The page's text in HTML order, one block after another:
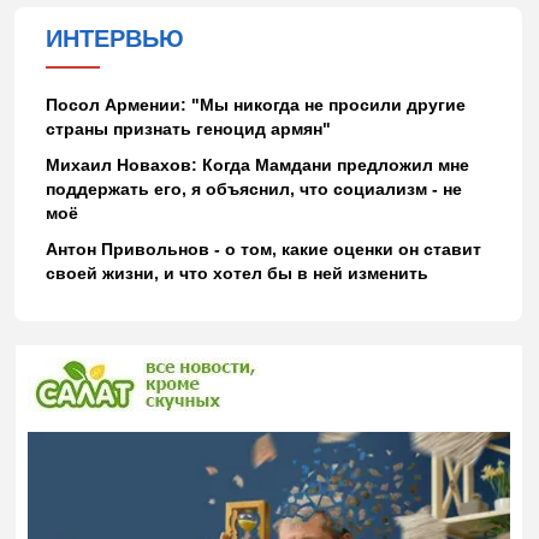
ИНТЕРВЬЮ
Посол Армении: "Мы никогда не просили другие
страны признать геноцид армян"
Михаил Новахов: Когда Мамдани предложил мне
поддержать его, я объяснил, что социализм - не
моё
Антон Привольнов - о том, какие оценки он ставит
своей жизни, и что хотел бы в ней изменить